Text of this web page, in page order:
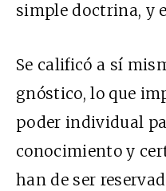
simple doctrina, y
Se calificó a sí
gnóstico, lo que
poder individual
conocimiento y
han de ser